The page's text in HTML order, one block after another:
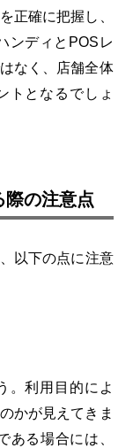
正確に把握し、
ンディとPOSレ
なく、店舗全体
トとなるでしょ
際の注意点
以下の点に注意
。利用目的によ
かが見えてきま
ある場合には、